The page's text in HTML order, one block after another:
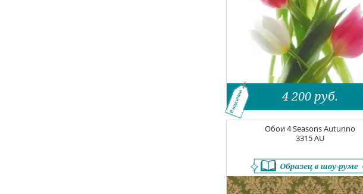
4 200 руб.
В наличии
Обои4 Seasons Autunno
3315 AU